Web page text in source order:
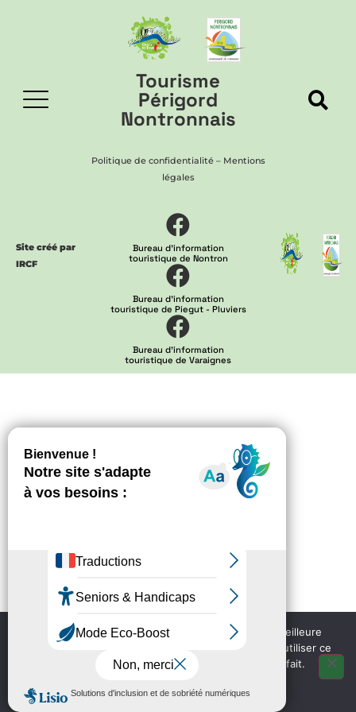
Tourisme
Périgord
Nontronnais
Site créé par
IRCF
Politique de confidentialité– Mentions
légales
Bureau d'information
touristique de Nontron
Bureau d'information
touristique de Piegut - Pluviers
Bureau d'information
touristique de Varaignes
Nous utilisons des cookies pour vous garantir la meilleure
expérience sur notre site web. Si vous continuez à utiliser ce
site, nous supposerons que vous en êtes satisfait.
OK